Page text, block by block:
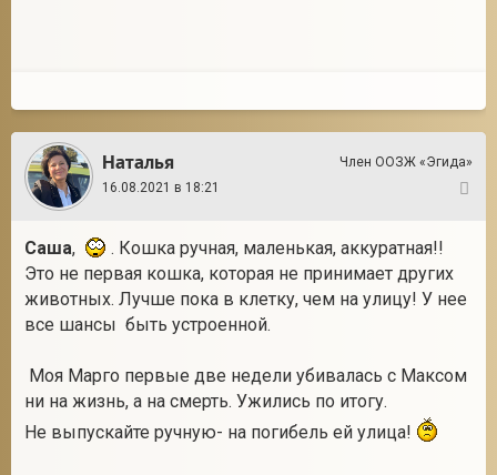
Наталья
Член ООЗЖ «Эгида»
16.08.2021 в 18:21
Саша,
. Кошка ручная, маленькая, аккуратная!!
Это не первая кошка, которая не принимает других
животных. Лучше пока в клетку, чем на улицу! У нее
все шансы быть устроенной.
Моя Марго первые две недели убивалась с Максом
ни на жизнь, а на смерть. Ужились по итогу.
Не выпускайте ручную- на погибель ей улица!